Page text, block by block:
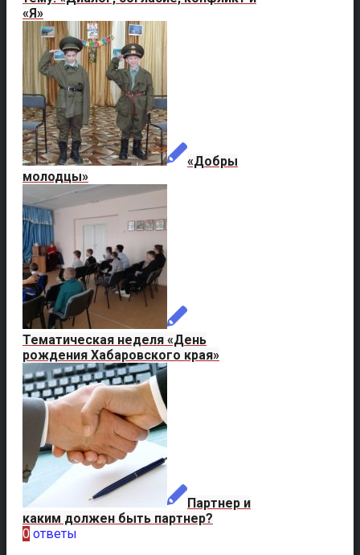
«Я»
«Добры
молодцы»
Тематическая неделя «День
рождения Хабаровского края»
Партнер и
каким должен быть партнер?
0 ответы